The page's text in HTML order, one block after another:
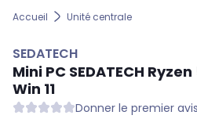
Accueil Unité centrale
SEDATECH
Mini PC SEDATECH Ryzen
Win 11
Donner le premier avis